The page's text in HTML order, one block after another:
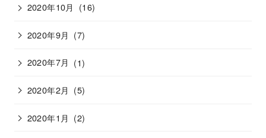
2020年10月 (16)
2020年9月 (7)
2020年7月 (1)
2020年2月 (5)
2020年1月 (2)